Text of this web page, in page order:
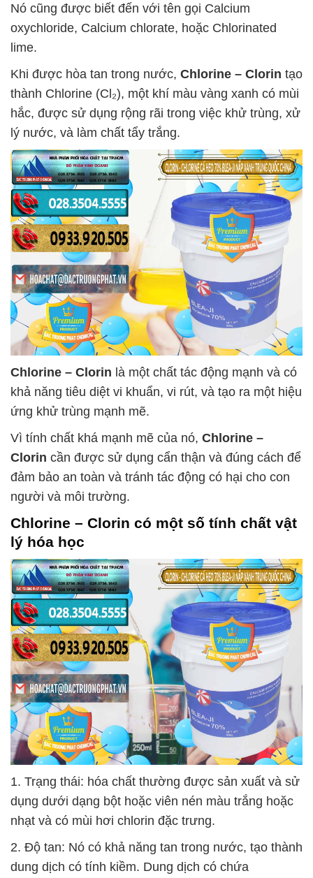
Nó cũng được biết đến với tên gọi Calcium
oxychloride, Calcium chlorate, hoặc Chlorinated
lime.
Khi được hòa tan trong nước, Chlorine – Clorin tạo
thành Chlorine (Cl₂), một khí màu vàng xanh có mùi
hắc, được sử dụng rộng rãi trong việc khử trùng, xử
lý nước, và làm chất tẩy trắng.
Chlorine – Clorin là một chất tác động mạnh và có
khả năng tiêu diệt vi khuẩn, vi rút, và tạo ra một hiệu
ứng khử trùng mạnh mẽ.
Vì tính chất khá mạnh mẽ của nó, Chlorine –
Clorin cần được sử dụng cẩn thận và đúng cách để
đảm bảo an toàn và tránh tác động có hại cho con
người và môi trường.
Chlorine – Clorin có một số tính chất vật
lý hóa học
1. Trạng thái: hóa chất thường được sản xuất và sử
dụng dưới dạng bột hoặc viên nén màu trắng hoặc
nhạt và có mùi hơi chlorin đặc trưng.
2. Độ tan: Nó có khả năng tan trong nước, tạo thành
dung dịch có tính kiềm. Dung dịch có chứa